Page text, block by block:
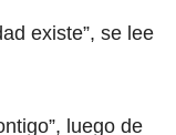
existe”, se lee
luego de